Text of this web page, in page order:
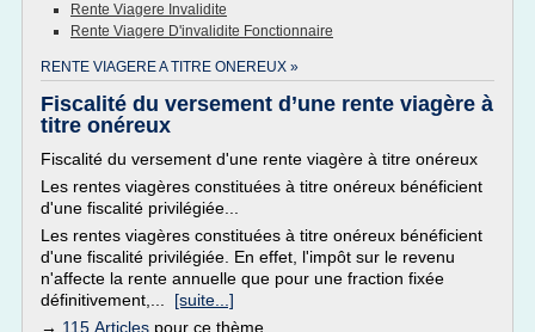
Rente Viagere Invalidite
Rente Viagere D'invalidite Fonctionnaire
RENTE VIAGERE A TITRE ONEREUX »
Fiscalité du versement d’une rente viagère à
titre onéreux
Fiscalité du versement d'une rente viagère à titre onéreux
Les rentes viagères constituées à titre onéreux bénéficient
d'une fiscalité privilégiée...
Les rentes viagères constituées à titre onéreux bénéficient
d'une fiscalité privilégiée. En effet, l'impôt sur le revenu
n'affecte la rente annuelle que pour une fraction fixée
définitivement,... [suite...]
→ 115 Articles pour ce thème